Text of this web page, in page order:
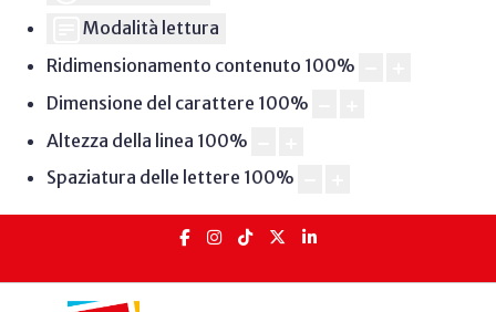
Modalità lettura
Ridimensionamento contenuto 100%
Dimensione del carattere 100%
Altezza della linea 100%
Spaziatura delle lettere 100%